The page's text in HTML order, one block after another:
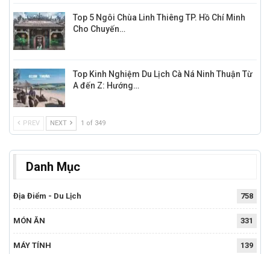
Top 5 Ngôi Chùa Linh Thiêng TP. Hồ Chí Minh
Cho Chuyến…
Top Kinh Nghiệm Du Lịch Cà Ná Ninh Thuận Từ
A đến Z: Hướng…
PREV NEXT 1 of 349
Danh Mục
Địa Điểm - Du Lịch 758
MÓN ĂN 331
MÁY TÍNH 139